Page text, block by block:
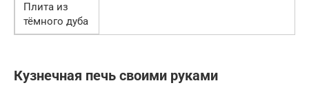
Плита из
тёмного дуба
Кузнечная печь своими руками